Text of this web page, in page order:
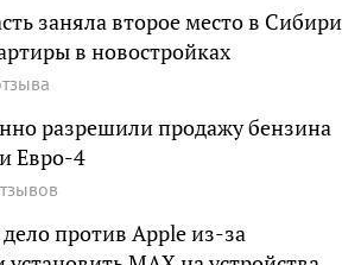
заняла второе место в Сибири
в новостройках
разрешили продажу бензина
Евро-4
против Apple из-за